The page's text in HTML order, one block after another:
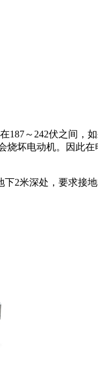
～242伏之间，
坏电动机。因此
2米深处，要求接